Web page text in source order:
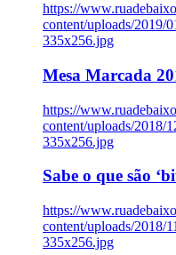
https://
content/uploads/2019/
335x256.jpg
Mesa Marcada
https://
content/uploads/2018/
335x256.jpg
Sabe o que são
https://
content/uploads/2018/
335x256.jpg